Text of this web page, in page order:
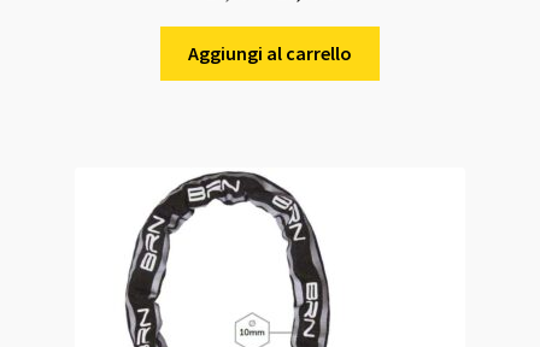
prezzo
originale
era:
prezzo
attuale
è:
Aggiungi al carrello